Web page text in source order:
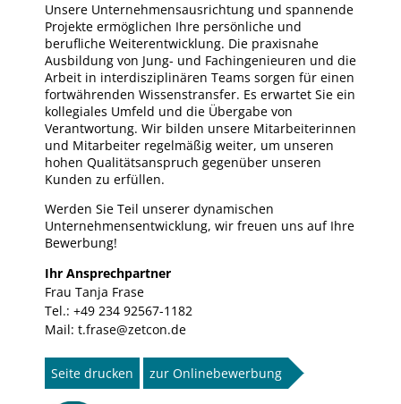
Unsere Unternehmensausrichtung und spannende
Projekte ermöglichen Ihre persönliche und
berufliche Weiterentwicklung. Die praxisnahe
Ausbildung von Jung- und Fachingenieuren und die
Arbeit in interdisziplinären Teams sorgen für einen
fortwährenden Wissenstransfer. Es erwartet Sie ein
kollegiales Umfeld und die Übergabe von
Verantwortung. Wir bilden unsere Mitarbeiterinnen
und Mitarbeiter regelmäßig weiter, um unseren
hohen Qualitätsanspruch gegenüber unseren
Kunden zu erfüllen.
Werden Sie Teil unserer dynamischen
Unternehmensentwicklung, wir freuen uns auf Ihre
Bewerbung!
Ihr Ansprechpartner
Frau Tanja Frase
Tel.: +49 234 92567-1182
Mail: t.frase@zetcon.de
Seite drucken zur Onlinebewerbung